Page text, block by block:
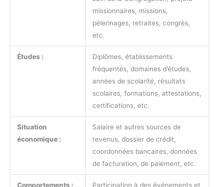
missionnaires, missions,
pèlerinages, retraites, congrès,
etc.
Études :
Diplômes, établissements
fréquentés, domaines d’études,
années de scolarité, résultats
scolaires, formations, attestations,
certifications, etc.
Situation
économique :
Salaire et autres sources de
revenus, dossier de crédit,
coordonnées bancaires, données
de facturation, de paiement, etc.
Comportements :
Participation à des événements et